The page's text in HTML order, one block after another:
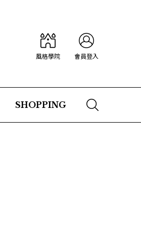
風格學院 會員登入
SHOPPING